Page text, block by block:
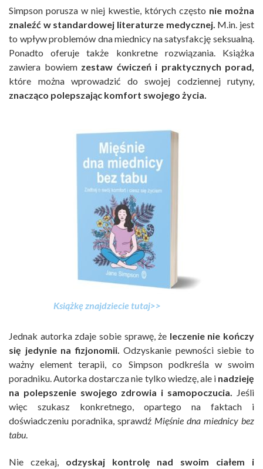
Simpson porusza w niej kwestie, których często nie można
znaleźć w standardowej literaturze medycznej. M.in. jest
to wpływ problemów dna miednicy na satysfakcję seksualną.
Ponadto oferuje także konkretne rozwiązania. Książka
zawiera bowiem zestaw ćwiczeń i praktycznych porad,
które można wprowadzić do swojej codziennej rutyny,
znacząco polepszając komfort swojego życia.
Książkę znajdziecie tutaj>>
Jednak autorka zdaje sobie sprawę, że leczenie nie kończy
się jedynie na fizjonomii. Odzyskanie pewności siebie to
ważny element terapii, co Simpson podkreśla w swoim
poradniku. Autorka dostarcza nie tylko wiedzę, ale inadzieję
na polepszenie swojego zdrowia i samopoczucia.
Jeśli
więc szukasz konkretnego, opartego na faktach i
doświadczeniu poradnika, sprawdź Mięśnie dna miednicy bez
tabu
Nie czekaj, odzyskaj kontrolę nad swoim ciałem i